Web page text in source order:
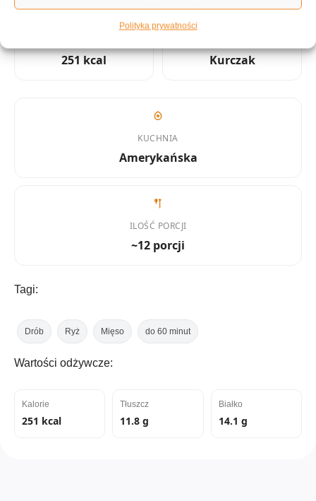
Polityka prywatności
251 kcal Kurczak
KUCHNIA
Amerykańska
ILOŚĆ PORCJI
~12 porcji
Tagi:
Drób Ryż Mięso do 60 minut
Wartości odżywcze:
Kalorie
251 kcal
Tłuszcz
11.8 g
Białko
14.1 g